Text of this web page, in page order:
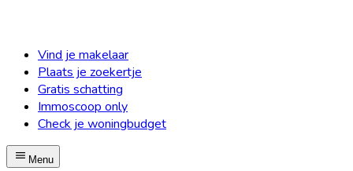
Vind je makelaar
Plaats je zoekertje
Gratis schatting
Immoscoop only
Check je woningbudget
Menu